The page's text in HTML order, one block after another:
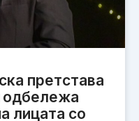
претстава
одбележа
лицата со